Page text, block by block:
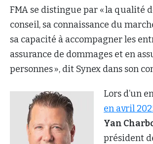
FMA se distingue par « la qualité
conseil, sa connaissance du
sa capacité à accompagner les
assurance de dommages et en
personnes », dit Synex dans son
Lors d’un
en avril
Yan
président